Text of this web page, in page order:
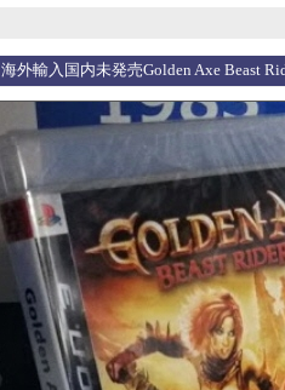
海外輸入国内未発売Golden Axe Beast